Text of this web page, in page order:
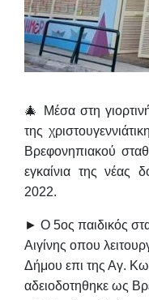
🎄 Μέσα στη
της
Βρεφονηπιακού
εγκαίνια της νέας
2022.
► Ο 5ος παιδικός
Αιγίνης οπου
Δήμου επι της Αγ.
αδειοδοτηθηκε ως